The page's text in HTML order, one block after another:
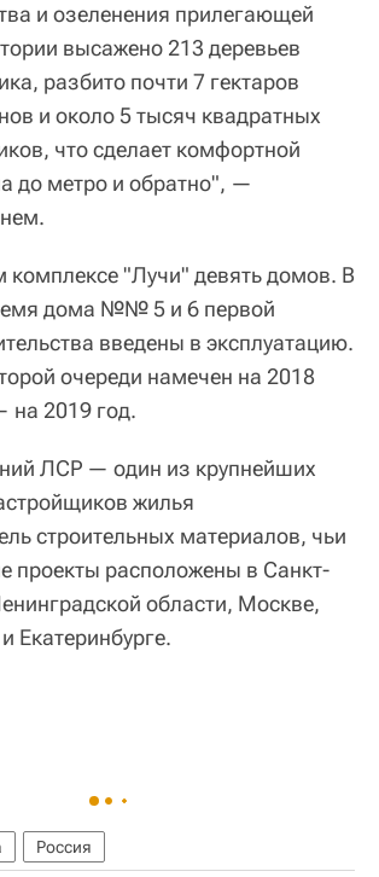
и озеленения прилегающей
высажено 213 деревьев
разбито почти 7 гектаров
и около 5 тысяч квадратных
что сделает комфортной
до метро и обратно", —
комплексе "Лучи" девять домов. В
дома №№ 5 и 6 первой
введены в эксплуатацию.
очереди намечен на 2018
на 2019 год.
ЛСР — один из крупнейших
жилья
строительных материалов, чьи
проекты расположены в Санкт-
области, Москве,
Екатеринбурге.
Россия